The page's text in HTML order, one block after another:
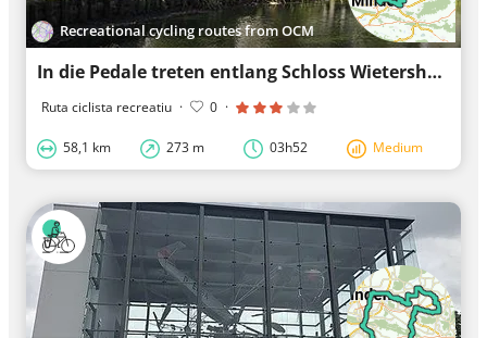
Recreational cycling routes from OCM
In die Pedale treten entlang Schloss Wietersheim
Ruta ciclista recreatiu · 0 ·
58,1 km 273 m 03h52 Medium